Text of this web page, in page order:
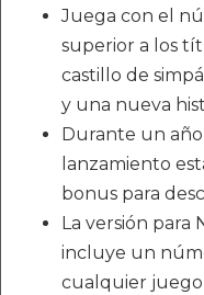
Juega con el
superior a los
castillo de
y una nueva
Durante un
lanzamiento
bonus para
La versión
incluye un
cualquier juego